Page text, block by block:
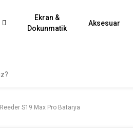
Ekran &
Dokunmatik
Aksesuar
Reeder S19 Max Pro Batarya